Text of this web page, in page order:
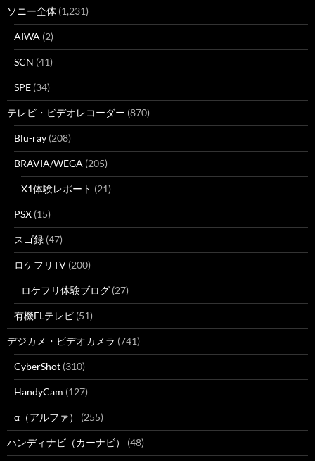
ソニー全体 (1,231)
AIWA (2)
SCN (41)
SPE (34)
テレビ・ビデオレコーダー (870)
Blu-ray (208)
BRAVIA/WEGA (205)
X1体験レポート (21)
PSX (15)
スゴ録 (47)
ロケフリTV (200)
ロケフリ体験ブログ (27)
有機ELテレビ (51)
デジカメ・ビデオカメラ (741)
CyberShot (310)
HandyCam (127)
α（アルファ） (255)
ハンディナビ（カーナビ） (48)